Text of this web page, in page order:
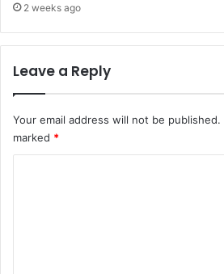
2 weeks ago
Leave a Reply
Your email address will not be published.
marked *